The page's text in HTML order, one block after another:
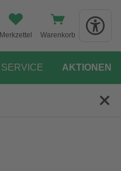
Merkzettel Warenkorb
SERVICE AKTIONEN